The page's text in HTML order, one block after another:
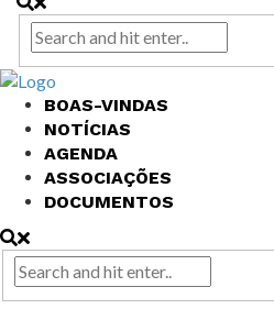
BOAS-VINDAS
NOTÍCIAS
AGENDA
ASSOCIAÇÕES
DOCUMENTOS